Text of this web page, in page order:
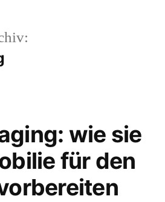
wie sie
für den